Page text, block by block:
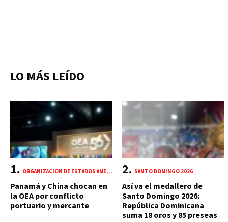
LO MÁS LEÍDO
ORGANIZACIÓN DE ESTADOS AMERICANOS (OEA)
Panamá y China chocan en
la OEA por conflicto
portuario y mercante
SANTO DOMINGO 2026
Así va el medallero de
Santo Domingo 2026:
República Dominicana
suma 18 oros y 85 preseas